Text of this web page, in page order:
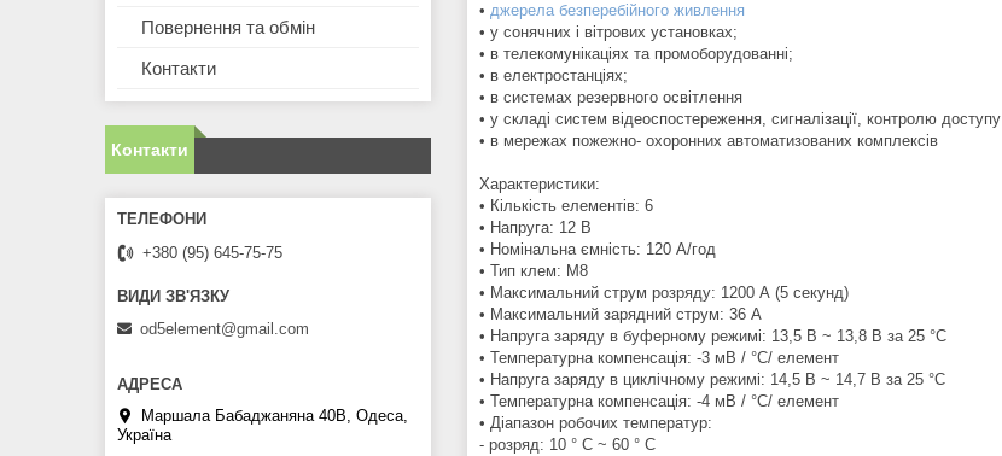
• джерела безперебійного живлення
• у сонячних і вітрових установках;
• в телекомунікаціях та промоборудованні;
• в електростанціях;
• в системах резервного освітлення
• у складі систем відеоспостереження, сигналізації, контролю доступу
• в мережах пожежно- охоронних автоматизованих комплексів
Характеристики:
• Кількість елементів: 6
• Напруга: 12 В
• Номінальна ємність: 120 A/год
• Тип клем: M8
• Максимальний струм розряду: 1200 А (5 секунд)
• Максимальний зарядний струм: 36 A
• Напруга заряду в буферному режимі: 13,5 В ~ 13,8 В за 25 °C
• Температурна компенсація: -3 мВ / °C/ елемент
• Напруга заряду в циклічному режимі: 14,5 В ~ 14,7 В за 25 °C
• Температурна компенсація: -4 мВ / °C/ елемент
• Діапазон робочих температур:
- розряд: 10 ° C ~ 60 ° C
Повернення та обмін
Контакти
Контакти
+380 (95) 645-75-75
od5element@gmail.com
Маршала Бабаджаняна 40В, Одеса,
Україна